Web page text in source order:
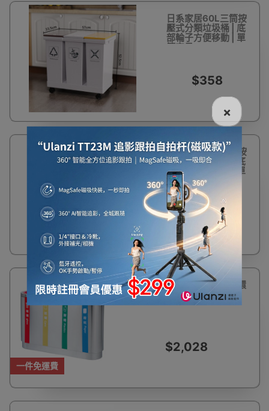
日系家居60L三筒按
壓式分類垃圾桶 | 底
部輪子方便移動 | 單
筒容量20L
$358
日系家居40L雙筒按
壓式分類垃圾桶 | 底
部輪子方便移動 | 單
筒容量20L
$298
一件免運費
連體4種分類不銹鋼垃圾桶 | 環
保設計
$2,028
×